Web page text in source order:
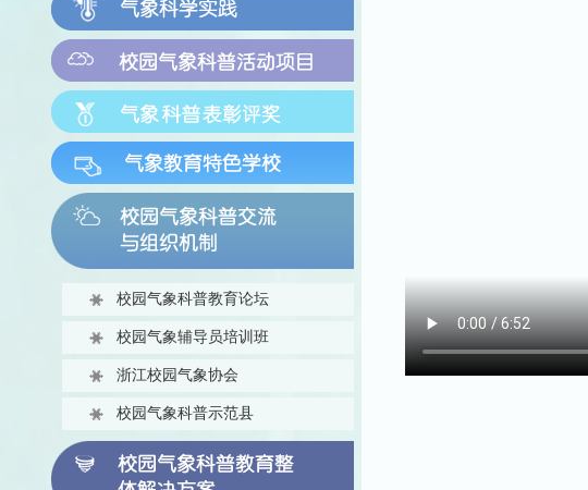
校园气象科普教育论坛
校园气象辅导员培训班
浙江校园气象协会
校园气象科普示范县